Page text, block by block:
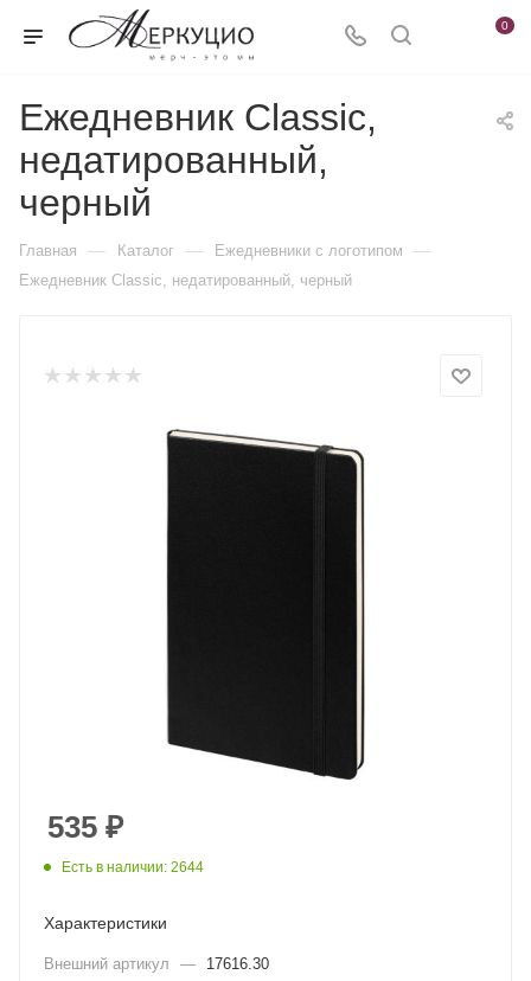
0
Ежедневник Classic,
недатированный,
черный
Главная — Каталог — Ежедневники c логотипом —
Ежедневник Classic, недатированный, черный
535 ₽
Есть в наличии: 2644
Характеристики
Внешний артикул —
17616.30